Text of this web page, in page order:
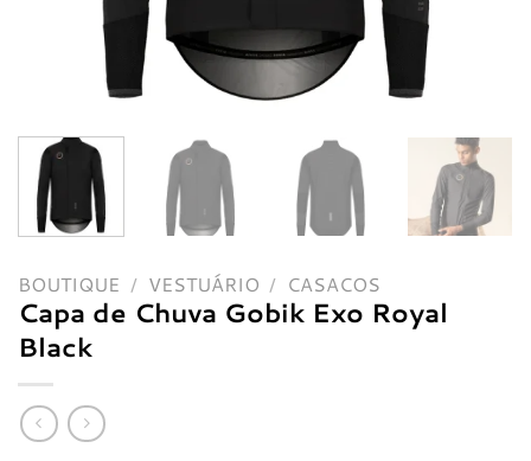
BOUTIQUE / VESTUÁRIO / CASACOS
Capa de Chuva Gobik Exo Royal
Black